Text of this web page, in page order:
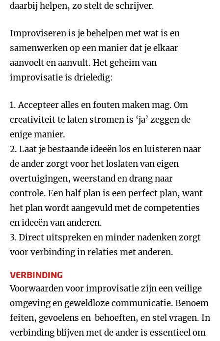
daarbij helpen, zo stelt de schrijver.
Improviseren is je behelpen met wat is en
samenwerken op een manier dat je elkaar
aanvoelt en aanvult. Het geheim van
improvisatie is drieledig:
1. Accepteer alles en fouten maken mag. Om
creativiteit te laten stromen is ‘ja’ zeggen de
enige manier.
2. Laat je bestaande ideeën los en luisteren naar
de ander zorgt voor het loslaten van eigen
overtuigingen, weerstand en drang naar
controle. Een half plan is een perfect plan, want
het plan wordt aangevuld met de competenties
en ideeën van anderen.
3. Direct uitspreken en minder nadenken zorgt
voor verbinding in relaties met anderen.
VERBINDING
Voorwaarden voor improvisatie zijn een veilige
omgeving en geweldloze communicatie. Benoem
feiten, gevoelens en behoeften, en stel vragen. In
verbinding blijven met de ander is essentieel om